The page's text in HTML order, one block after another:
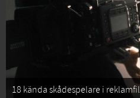
18 kända skådespelare i